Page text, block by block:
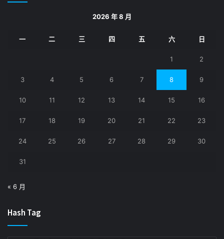
2026 年 8 月
一 二 三 四 五 六 日
1 2
3 4 5 6 7 8 9
10 11 12 13 14 15 16
17 18 19 20 21 22 23
24 25 26 27 28 29 30
31
« 6 月
Hash Tag